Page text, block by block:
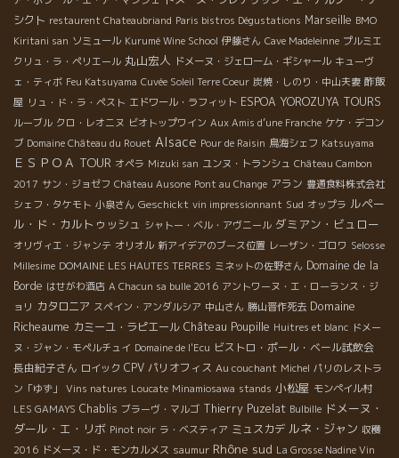
シクト restaurent Chateaubriand Paris bistros Dégustations Marseille BMO
Kiritani san ソミュール Kurumé Wine School 伊藤さん Cave Madeleinne プルミエ
クリュ・ラ・ペリエール 丸山宏人 ドメーヌ・ジェローム・ギシャール キューヴ
ェ・ティボ Feu Katsuyama Cuvée Soleil Terre Coeur 炭焼・しのり・中山夫妻 酢飯
屋 リュ・ド・ラ・ペスト エドワール・ラフィット ESPOA YOROZUYA TOURS
ルーブル クロ・レオニヌ ビオトップワイン Aux Amis d’une Franche ケケ・デコン
ブ Domaine Château du Rouet Alsace Pour de Raisin 鳥海シェフ Katsuyama
ＥＳＰＯＡ TOUR オペラ Mizuki san ユンヌ・トランシュ Château Cambon
2017 サン・ジョゼフ Château Ausone Pont au Change アラン 豊通食料株式会社
シェフ・タケモト 小泉さん Geschickt vin impressionnant Sud オップラ ルペー
ル・ド・カルトゥッシュ シャトー・ベル・アヴニール ダミアン・ビュロー
オリヴィエ・ジャンテ オリオル 新アイデアのブース位置 レーザン・ゴロワ Selosse
Millesime DOMAINE LES HAUTES TERRES ミネットの佐野さん Domaine de la
Borde はせがわ酒店 A Chacun sa bulle 2016 アントワーヌ・エ・ローランス・ジ
ョリ カタロニア スペイン・アンダルシア 中山さん 勝山晋作死去 Domaine
Richeaume カミーユ・ラピエール Château Poupille Huitres et blanc ドメー
ヌ・ジャン・モペルチュイ Domaine de l'Ecu ビストロ・ポール・ベール試飲会
長由紀子さん ロイック CPV パリオフィス Au couchant Michel パリのレストラ
ン「ゆず」
Vins natures Loucate Minamiosawa stands 小松屋 モンペイル村
LES GAMAYS Chablis ブラーヴ・マルゴ Thierry Puzelat Bulbille ドメーヌ・
ダール・エ・リボ Pinot noir ラ・ベスティア ミュスカデ ルネ・ジャン 収穫
2016 ドメーヌ・ド・モンカルメス saumur Rhône sud La Grosse Nadine Vin